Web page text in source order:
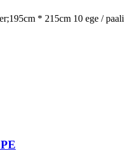
* 215cm 10 ege / paali